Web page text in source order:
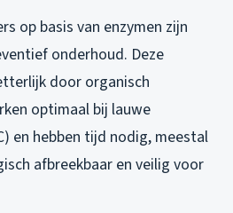
op basis van enzymen zijn
onderhoud. Deze
door organisch
optimaal bij lauwe
en hebben tijd nodig, meestal
afbreekbaar en veilig voor